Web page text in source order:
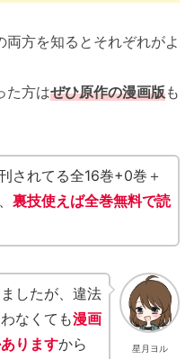
方を知るとそれぞれがよ
た方はぜひ原作の漫画版も
されてる全16巻+0巻＋
裏技使えば全巻無料で読
星月ヨル
したが、違法
なくても漫画
りますから